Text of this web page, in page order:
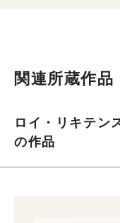
関連所蔵作品
ロイ・リキテン
の作品